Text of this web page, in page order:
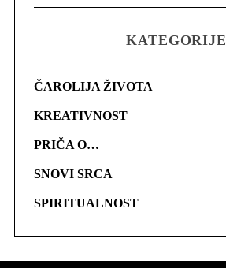
KATEGORIJE
ČAROLIJA ŽIVOTA
KREATIVNOST
PRIČA O…
SNOVI SRCA
SPIRITUALNOST